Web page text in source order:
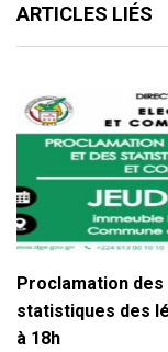
ARTICLES LIÉS
Proclamation
statistiques des
à 18h